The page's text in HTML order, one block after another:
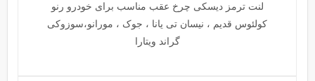
لنت ترمز دیسکی چرخ عقب مناسب برای خودرو رنو
کولئوس قدیم ، نیسان تی یانا ، جوک ، مورانو،سوزوکی
گراند ویتارا